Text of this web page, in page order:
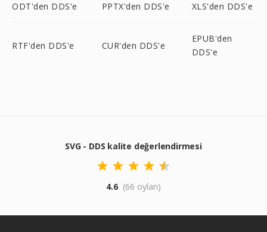
ODT'den DDS'e PPTX'den DDS'e XLS'den DDS'e
RTF'den DDS'e CUR'den DDS'e
EPUB'den
DDS'e
SVG - DDS kalite değerlendirmesi
4.6 (66 oyları)